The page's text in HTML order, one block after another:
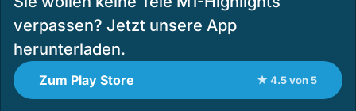
verpassen? Jetzt unsere App
herunterladen.
Zum Play Store ★ 4.5 von 5